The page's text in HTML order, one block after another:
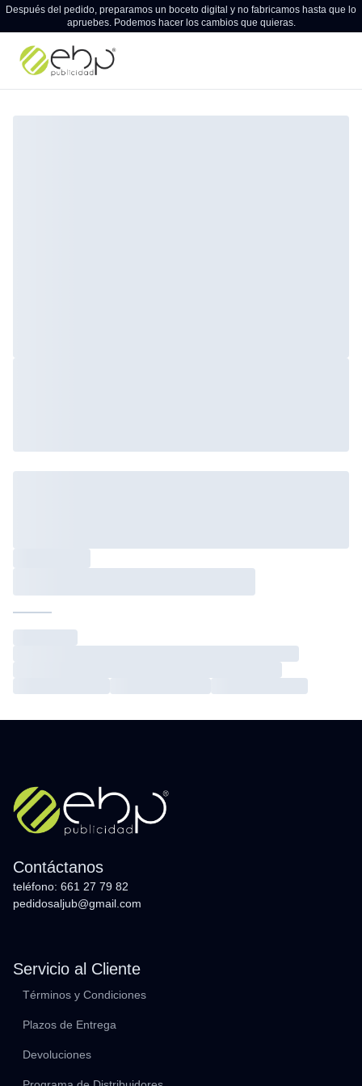
Después del pedido, preparamos un boceto digital y no fabricamos hasta que lo
apruebes. Podemos hacer los cambios que quieras.
Contáctanos
teléfono: 661 27 79 82
pedidosaljub@gmail.com
Servicio al Cliente
Términos y Condiciones
Plazos de Entrega
Devoluciones